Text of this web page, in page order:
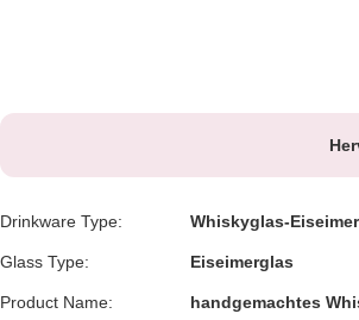
Drinkware Type: Whiskyglas-Eiseimer
Glass Type: Eiseimerglas
Product Name: handgemachtes